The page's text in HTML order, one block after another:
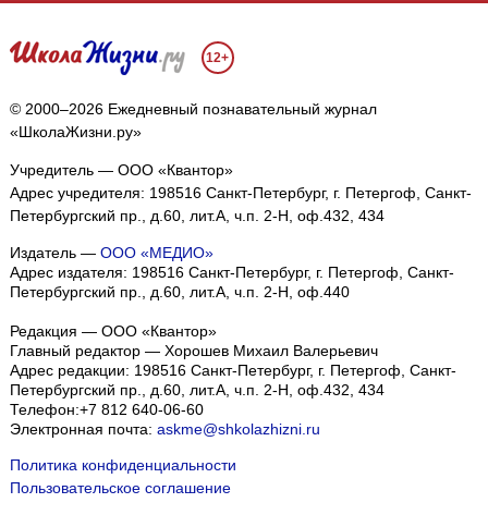
12+
© 2000–2026 Ежедневный познавательный журнал
«ШколаЖизни.ру»
Учредитель — ООО «Квантор»
Адрес учредителя: 198516 Санкт-Петербург, г. Петергоф, Санкт-
Петербургский пр., д.60, лит.А, ч.п. 2-Н, оф.432, 434
Издатель — ООО «МЕДИО»
Адрес издателя: 198516 Санкт-Петербург, г. Петергоф, Санкт-
Петербургский пр., д.60, лит.А, ч.п. 2-Н, оф.440
Редакция — ООО «Квантор»
Главный редактор — Хорошев Михаил Валерьевич
Адрес редакции: 198516 Санкт-Петербург, г. Петергоф Санкт-
Петербургский пр., д.60, лит.А, ч.п. 2-Н, оф.432, 434
Телефон:+7 812 640-06-60
Электронная почта: askme@shkolazhizni.ru
Политика конфиденциальности
Пользовательское соглашение